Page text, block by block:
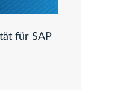
für SAP